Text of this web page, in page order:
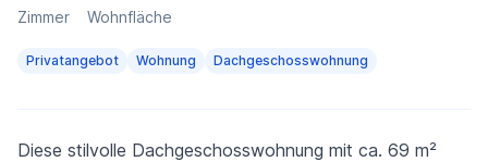
Zimmer Wohnfläche
Privatangebot Wohnung Dachgeschosswohnung
Diese stilvolle Dachgeschosswohnung mit ca. 69 m²